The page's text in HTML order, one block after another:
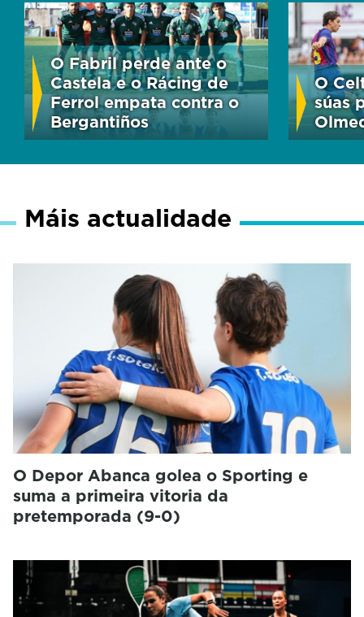
O Fabril perde ante o
Castela e o Rácing de
Ferrol empata contra o
Bergantiños
O
súas
Máis actualidade
O Depor Abanca golea o Sporting e
suma a primeira vitoria da
pretemporada (9-0)